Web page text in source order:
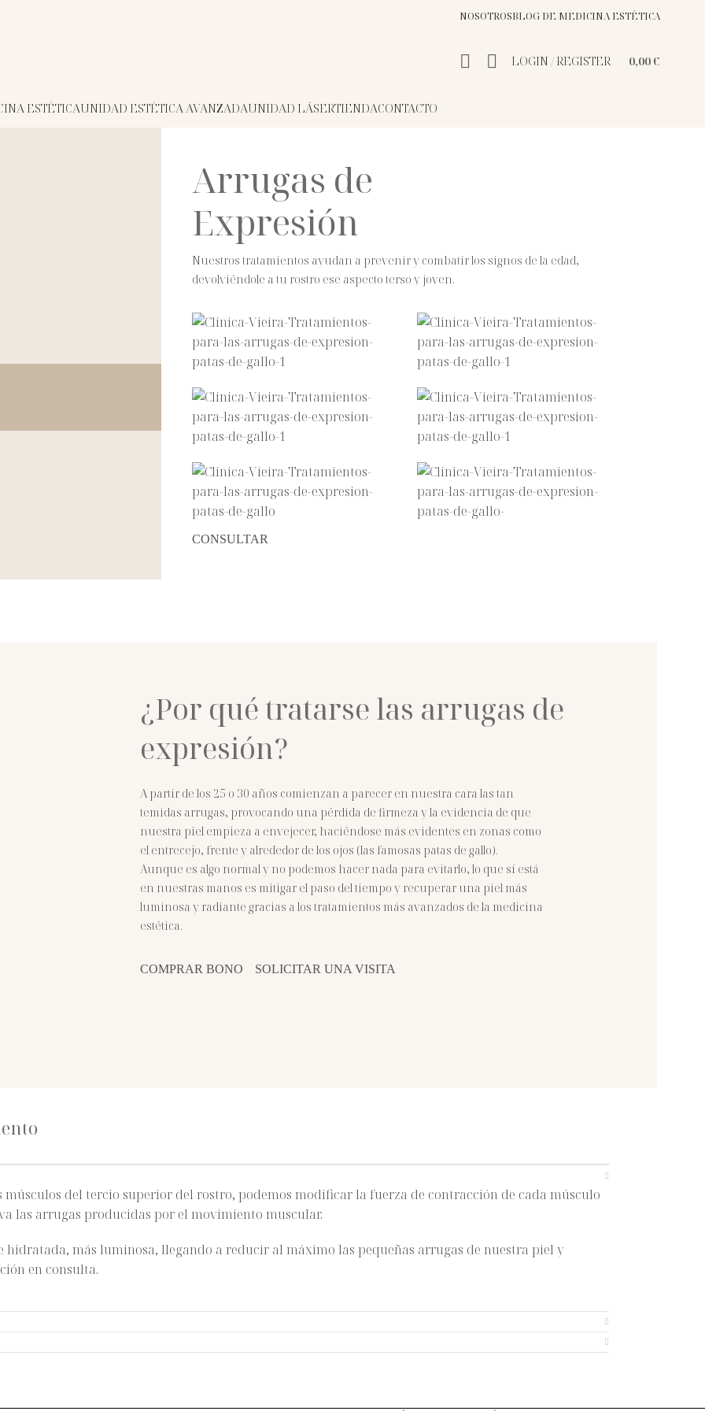
NOSOTROSBLOG DE MEDICINA ESTÉTICA
LOGIN / REGISTER 0,00 €
ESTÉTICAUNIDAD ESTÉTICA AVANZADAUNIDAD LÁSERTIENDACONTACTO
Arrugas de
Expresión
Nuestros tratamientos ayudan a prevenir y combatir los signos de la edad,
devolviéndole a tu rostro ese aspecto terso y joven.
CONSULTAR
¿Por qué tratarse las arrugas de
expresión?
A partir de los 25 o 30 años comienzan a parecer en nuestra cara las tan
temidas arrugas, provocando una pérdida de firmeza y la evidencia de que
nuestra piel empieza a envejecer, haciéndose más evidentes en zonas como
el entrecejo, frente y alrededor de los ojos (las famosas patas de gallo).
Aunque es algo normal y no podemos hacer nada para evitarlo, lo que sí está
en nuestras manos es mitigar el paso del tiempo y recuperar una piel más
luminosa y radiante gracias a los tratamientos más avanzados de la medicina
estética.
COMPRAR BONO SOLICITAR UNA VISITA
músculos del tercio superior del rostro, podemos modificar la fuerza de contracción de cada músculo
las arrugas producidas por el movimiento muscular.
más luminosa, llegando a reducir al máximo las pequeñas arrugas de nuestra piel y
en consulta.